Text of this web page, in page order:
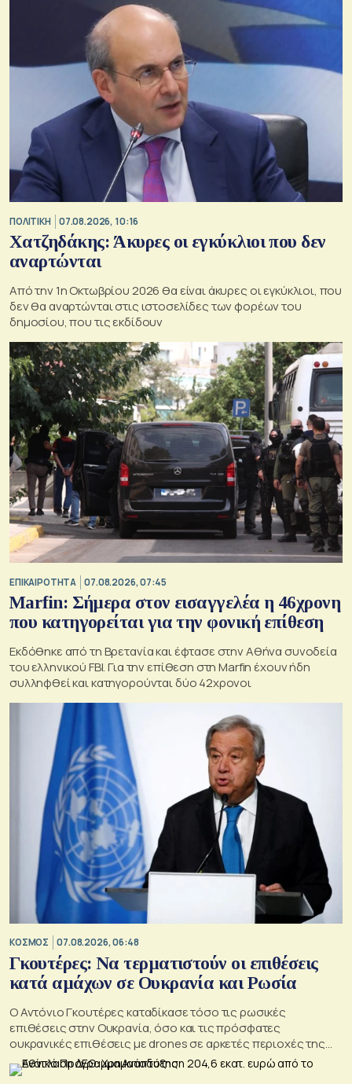
ΠΟΛΙΤΙΚΗ 07.08.2026, 10:16
Χατζηδάκης: Άκυρες οι εγκύκλιοι που δεν
αναρτώνται
Από την 1η Οκτωβρίου 2026 θα είναι άκυρες οι εγκύκλιοι, που
δεν θα αναρτώνται στις ιστοσελίδες των φορέων του
δημοσίου, που τις εκδίδουν
ΕΠΙΚΑΙΡΟΤΗΤΑ 07.08.2026, 07:45
Marfin: Σήμερα στον εισαγγελέα η 46χρονη
που κατηγορείται για την φονική επίθεση
Εκδόθηκε από τη Βρετανία και έφτασε στην Αθήνα συνοδεία
του ελληνικού FBI. Για την επίθεση στη Marfin έχουν ήδη
συλληφθεί και κατηγορούνται δύο 42χρονοι
ΚΟΣΜΟΣ 07.08.2026, 06:48
Γκουτέρες: Να τερματιστούν οι επιθέσεις
κατά αμάχων σε Ουκρανία και Ρωσία
Ο Αντόνιο Γκουτέρες καταδίκασε τόσο τις ρωσικές
επιθέσεις στην Ουκρανία, όσο και τις πρόσφατες
ουκρανικές επιθέσεις με drones σε αρκετές περιοχές της
Ρωσίας, οι οποίες προκάλεσαν απώλειες μεταξύ αμάχων και
ζημιές σε μη στρατιωτικές υποδομές.